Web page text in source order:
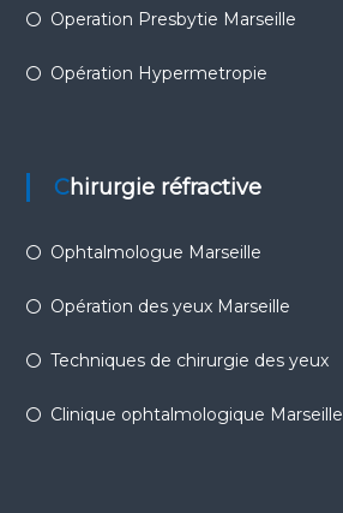
Operation Presbytie Marseille
Opération Hypermetropie
Chirurgie réfractive
Ophtalmologue Marseille
Opération des yeux Marseille
Techniques de chirurgie des yeux
Clinique ophtalmologique Marseille